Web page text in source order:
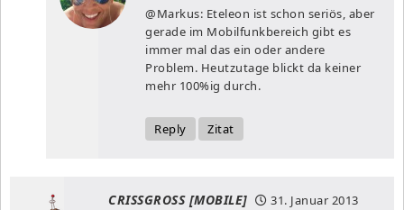
@Markus: Eteleon ist schon seriös, aber
gerade im Mobilfunkbereich gibt es
immer mal das ein oder andere
Problem. Heutzutage blickt da keiner
mehr 100%ig durch.
Reply Zitat
CRISSGROSS [MOBILE]
31. Januar 2013